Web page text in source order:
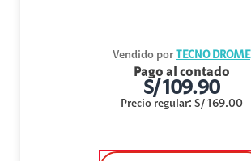
Vendido por TECNO DROME
Pago al contado
S/109.90
Precio regular: S/ 169.00